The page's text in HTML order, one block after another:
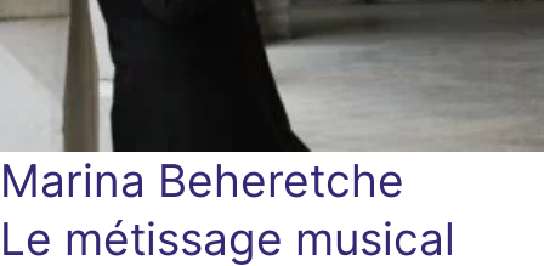
Marina Beheretche
Le métissage musical